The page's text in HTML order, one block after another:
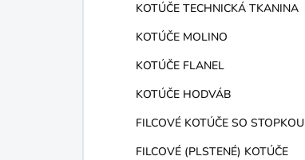
KOTÚČE TECHNICKÁ TKANINA
KOTÚČE MOLINO
KOTÚČE FLANEL
KOTÚČE HODVÁB
FILCOVÉ KOTÚČE SO STOPKOU
FILCOVÉ (PLSTENÉ) KOTÚČE